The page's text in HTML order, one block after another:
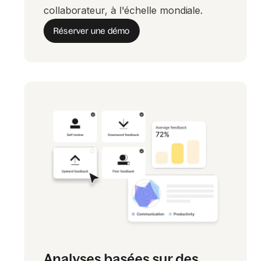
collaborateur, à l'échelle mondiale.
Réserver une démo